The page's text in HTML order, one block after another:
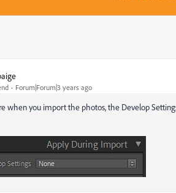
Forum|Forum|3 years ago
when you import the photos, the Develop